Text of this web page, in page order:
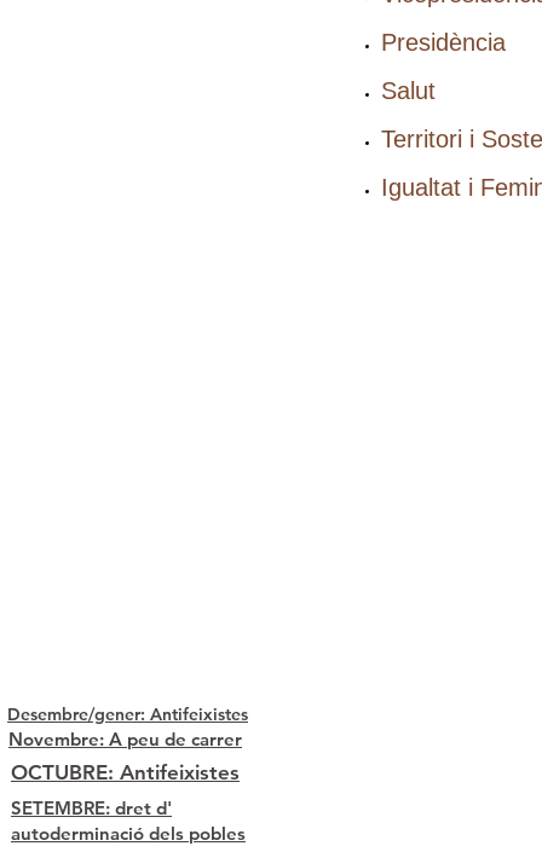
Presidència
Salut
Territori i
Igualtat i
Desembre/gener: Antifeixistes
Novembre: A peu de carrer
OCTUBRE: Antifeixistes
SETEMBRE: dret d'
autoderminació dels pobles